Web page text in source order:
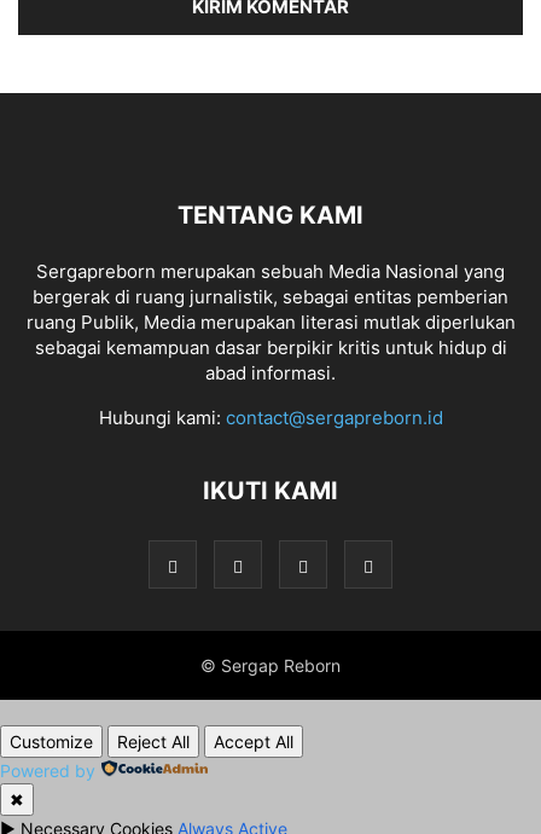
TENTANG KAMI
Sergapreborn merupakan sebuah Media Nasional yang
bergerak di ruang jurnalistik, sebagai entitas pemberian
ruang Publik, Media merupakan literasi mutlak diperlukan
sebagai kemampuan dasar berpikir kritis untuk hidup di
abad informasi.
Hubungi kami: contact@sergapreborn.id
IKUTI KAMI
© Sergap Reborn
Customize Reject All
Accept All
Powered by
✖
► Necessary Cookies Always Active